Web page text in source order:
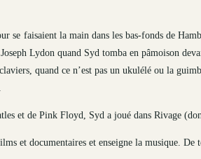
se faisaient la main dans les bas-fonds de
Lydon quand Syd tomba en pâmoison
quand ce n’est pas un ukulélé ou la
et de Pink Floyd, Syd a joué dans Rivage
et documentaires et enseigne la musique. De